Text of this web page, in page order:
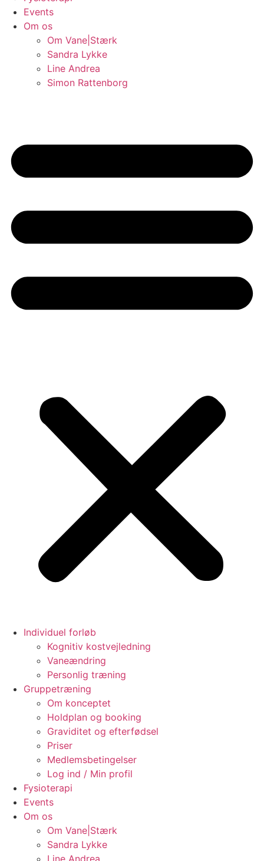
Events
Om os
Om Vane|Stærk
Sandra Lykke
Line Andrea
Simon Rattenborg
Individuel forløb
Kognitiv kostvejledning
Vaneændring
Personlig træning
Gruppetræning
Om konceptet
Holdplan og booking
Graviditet og efterfødsel
Priser
Medlemsbetingelser
Log ind / Min profil
Fysioterapi
Events
Om os
Om Vane|Stærk
Sandra Lykke
Line Andrea